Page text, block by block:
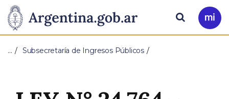
Presidencia
de
Nación
Pasar al contenido principal
Ir
a
Buscar
… Subsecretaría de Ingresos Públicos